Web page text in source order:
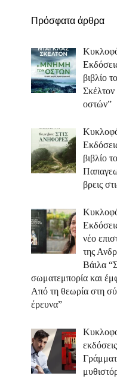
Πρόσφατα άρθρα
βιβλίο
οστών”
βιβλίο
βρεις
νέο
της
Βάιλα
σωματεμπορία και
Από τη θεωρία στη
έρευνα”